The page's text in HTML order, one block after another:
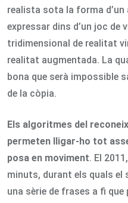
realista sota la forma d’un
expressar dins d’un joc de
tridimensional de realitat
realitat augmentada. La
bona que serà impossible
de la còpia.
Els algoritmes del
permeten lligar-ho tot
posa en moviment. El
minuts, durant els quals el
una sèrie de frases a fi